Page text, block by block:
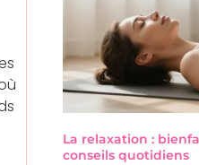
La relaxation :
conseils quotidiens